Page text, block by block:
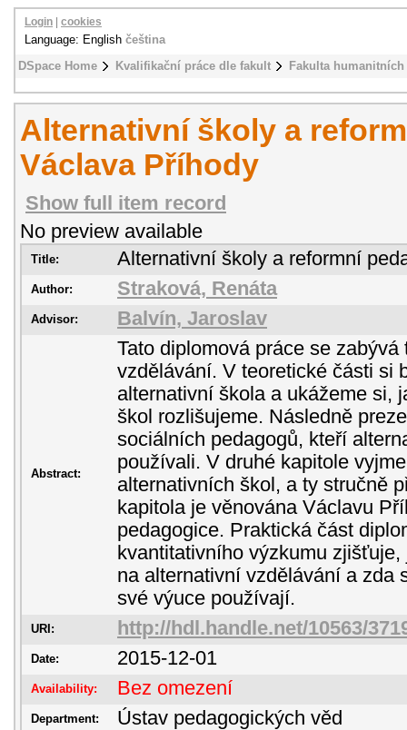
DSpace Home Kvalifikační práce dle fakult Fakulta
Login cookies
Language: English čeština
Alternativní školy a
Václava Příhody
Show full item record
No preview available
Title: Alternativní školy a reformní
Author: Straková, Renáta
Advisor: Balvín, Jaroslav
Abstract:
Tato diplomová práce se
vzdělávání. V teoretické části si
alternativní škola a ukážeme si,
škol rozlišujeme. Následně
sociálních pedagogů, kteří
používali. V druhé kapitole
alternativních škol, a ty stručně
kapitola je věnována Václavu
pedagogice. Praktická část
kvantitativního výzkumu
na alternativní vzdělávání a zda
své výuce používají.
URI: http://hdl.handle.net/10563/
Date: 2015-12-01
Availability: Bez omezení
Department: Ústav pedagogických věd